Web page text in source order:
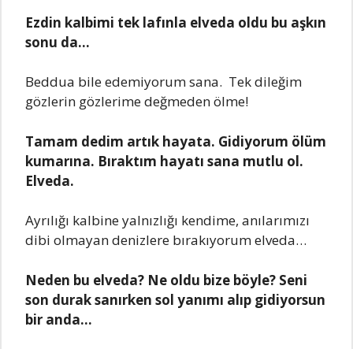
Ezdin kalbimi tek lafınla elveda oldu bu aşkın
sonu da…
Beddua bile edemiyorum sana. Tek dileğim
gözlerin gözlerime değmeden ölme!
Tamam dedim artık hayata. Gidiyorum ölüm
kumarına. Bıraktım hayatı sana mutlu ol.
Elveda.
Ayrılığı kalbine yalnızlığı kendime, anılarımızı
dibi olmayan denizlere bırakıyorum elveda…
Neden bu elveda? Ne oldu bize böyle? Seni
son durak sanırken sol yanımı alıp gidiyorsun
bir anda…